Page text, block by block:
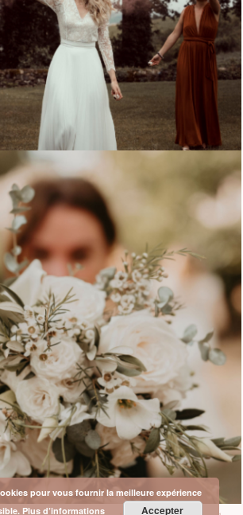
pour vous fournir la meilleure expérience
Plus d’informations Accepter